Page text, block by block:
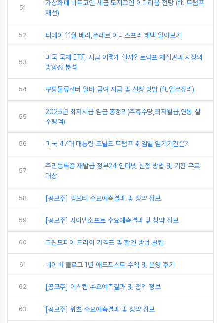
51
가상화폐 비트코인 세금 도지코인 이더리움 전망 (ft. 트럼프
재선)
52 티데이 11월 베라,뚜레르,이니스프리 혜택 알아보기
53
미국 국채 ETF, 지금 어떻게 할까? 트럼프 재집권과 시장의
방향성 분석
54 쿠팡물류센터 알바 급여 시급 및 신청 방법 (ft.업무정리)
55
2025년 최저시급 임금 총정리(주휴수당,최저월급,연봉,실
수령액)
56 미국 47대 대통령 도널드 트럼프 취임일 임기기간은?
57
주민등록증 재발급 정부24 인터넷 신청 방법 및 기간 무료
대상
58 [공모주] 엠오티 수요예측결과 및 청약 정보
59 [공모주] 사이냅소프트 수요예측결과 및 청약 정보
60 크린토피아 드라이 가격표 및 할인 방법 꿀팁
61 네이버 블로그 1년 애드포스트 수익 및 운영 후기
62 [공모주] 에스켐 수요예측결과 및 청약 정보
63 [공모주] 위츠 수요예측결과 및 청약 정보